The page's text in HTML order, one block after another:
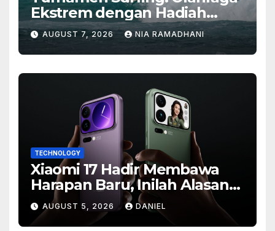
Ekstrem dengan Hadiah
Besar
AUGUST 7, 2026 NIA RAMADHANI
TECHNOLOGY
Xiaomi 17 Hadir Membawa
Harapan Baru, Inilah Alasan
Banyak Orang Menantikan
Ponsel Flagship Ini
AUGUST 5, 2026 DANIEL